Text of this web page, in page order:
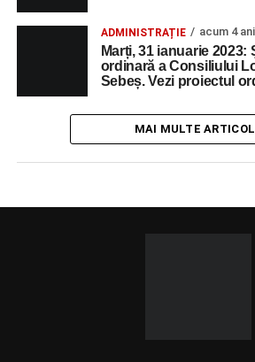
ADMINISTRAȚIE acum 4 ani
Marți, 31 ianuarie
ordinară a Consiliului
Sebeș. Vezi proiectul
MAI MULTE